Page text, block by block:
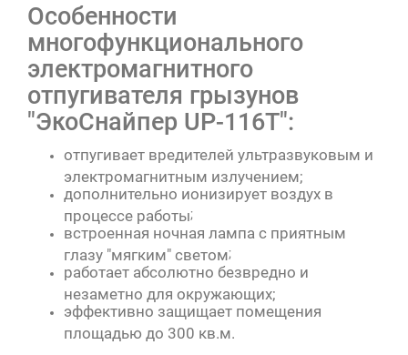
Особенности
многофункционального
электромагнитного
отпугивателя грызунов
"ЭкоСнайпер UP-116T":
отпугивает вредителей ультразвуковым и
электромагнитным излучением;
дополнительно ионизирует воздух в
процессе работы;
встроенная ночная лампа с приятным
глазу "мягким" светом;
работает абсолютно безвредно и
незаметно для окружающих;
эффективно защищает помещения
площадью до 300 кв.м.